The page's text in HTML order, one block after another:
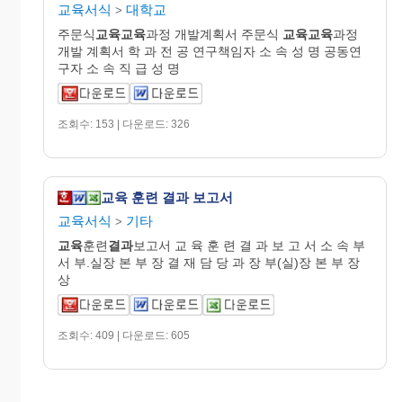
교육서식 > 대학교
주문식 교육교육과정 개발계획서 주문식 교육교육과정
개발 계획서 학 과 전 공 연구책임자 소 속 성 명 공동연
구자 소 속 직 급 성 명
조회수: 153 | 다운로드: 326
교육 훈련 결과 보고서
교육서식 > 기타
교육훈련결과보고서 교 육 훈 련 결 과 보 고 서 소 속 부
서 부.실장 본 부 장 결 재 담 당 과 장 부(실)장 본 부 장
상
조회수: 409 | 다운로드: 605